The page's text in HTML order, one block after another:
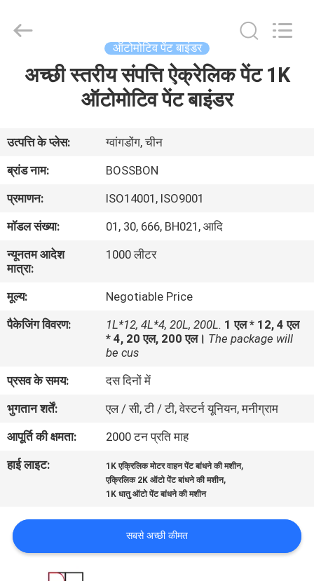
हमारे
बारे
कारखाना
गुणवत्ता
संपर्क
करें
समाचार
एक
उद्धरण
Rights
ऑटोमोटिव पेंट बाइंडर
अच्छी स्तरीय संपत्ति ऐक्रेलिक पेंट 1K
ऑटोमोटिव पेंट बाइंडर
उत्पत्ति के प्लेस:
ग्वांगडोंग, चीन
ब्रांड नाम:
BOSSBON
प्रमाणन:
ISO14001, ISO9001
मॉडल संख्या:
01, 30, 666, BH021, आदि
न्यूनतम आदेश
मात्रा:
1000 लीटर
मूल्य:
Negotiable Price
पैकेजिंग विवरण:
1L*12, 4L*4, 20L, 200L. 1 एल * 12, 4 एल
* 4, 20 एल, 200 एल। The package will
be cus
प्रसव के समय:
दस दिनों में
भुगतान शर्तें:
एल / सी, टी / टी, वेस्टर्न यूनियन, मनीग्राम
आपूर्ति की क्षमता:
2000 टन प्रति माह
हाई लाइट:
1K एक्रिलिक मोटर वाहन पेंट बांधने की मशीन,
एक्रिलिक 2K ऑटो पेंट बांधने की मशीन,
1K धातु ऑटो पेंट बांधने की मशीन
सबसे अच्छी कीमत